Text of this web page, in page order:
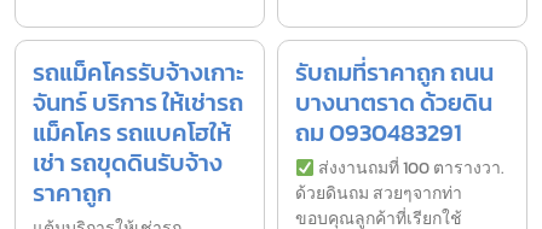
รถแม็คโครรับจ้างเกาะ
จันทร์ บริการ ให้เช่ารถ
แม็คโคร รถแบคโฮให้
เช่า รถขุดดินรับจ้าง
ราคาถูก
รับถมที่ราคาถูก ถนน
บางนาตราด ด้วยดิน
ถม 0930483291
ส่งงานถมที่ 100 ตารางวา.
ด้วยดินถม สวยๆจากท่า
ขอบคุณลูกค้าที่เรียกใช้